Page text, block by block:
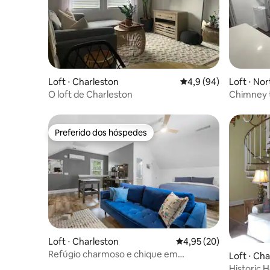
Loft ⋅ Charleston 4,9 de uma avaliação
4,9 (94)
O loft de Charleston
Loft ⋅
Chimney
Preferido dos hóspedes
Preferido dos hóspedes
Loft ⋅ Charleston 4,95 de uma
4,95 (20)
Refúgio charmoso e chique em
Loft ⋅